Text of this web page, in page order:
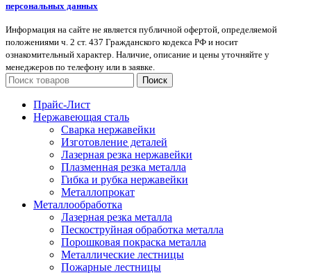
персональных данных
Информация на сайте не является публичной офертой, определяемой
положениями ч. 2 ст. 437 Гражданского кодекса РФ и носит
ознакомительный характер. Наличие, описание и цены уточняйте у
менеджеров по телефону или в заявке.
Поиск
Прайс-Лист
Нержавеющая сталь
Сварка нержавейки
Изготовление деталей
Лазерная резка нержавейки
Плазменная резка металла
Гибка и рубка нержавейки
Металлопрокат
Металлообработка
Лазерная резка металла
Пескоструйная обработка металла
Порошковая покраска металла
Металлические лестницы
Пожарные лестницы